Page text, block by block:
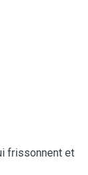
frissonnent et